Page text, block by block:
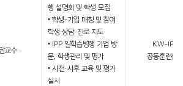
교수
행 설명회 및 학생 모집
• 학생-기업 매칭 및 참여
학생 상담·진로 지도
• IPP 일학습병행 기업 방
문, 학생관리 및 평가
• 사전·사후 교육 및 평가
실시
KW-IPP
공동훈련센터